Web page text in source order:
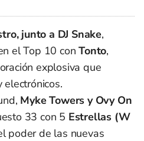
junto a DJ Snake,
el Top 10 conTonto,
explosiva que
electrónicos.
Myke Towers y Ovy On
33 con 5 Estrellas (W
poder de las nuevas